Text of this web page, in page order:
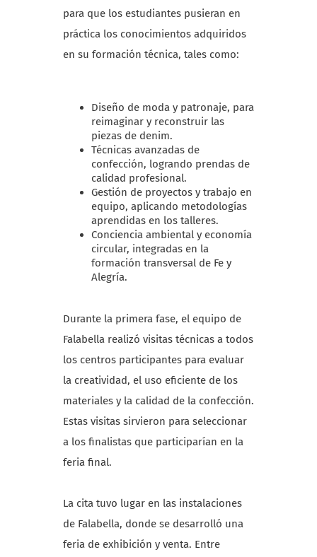
para que los estudiantes pusieran en
práctica los conocimientos adquiridos
en su formación técnica, tales como:
Diseño de moda y patronaje, para
reimaginar y reconstruir las
piezas de denim.
Técnicas avanzadas de
confección, logrando prendas de
calidad profesional.
Gestión de proyectos y trabajo en
equipo, aplicando metodologías
aprendidas en los talleres.
Conciencia ambiental y economía
circular, integradas en la
formación transversal de Fe y
Alegría.
Durante la primera fase, el equipo de
Falabella realizó visitas técnicas a todos
los centros participantes para evaluar
la creatividad, el uso eficiente de los
materiales y la calidad de la confección.
Estas visitas sirvieron para seleccionar
a los finalistas que participarían en la
feria final.
La cita tuvo lugar en las instalaciones
de Falabella, donde se desarrolló una
feria de exhibición y venta. Entre